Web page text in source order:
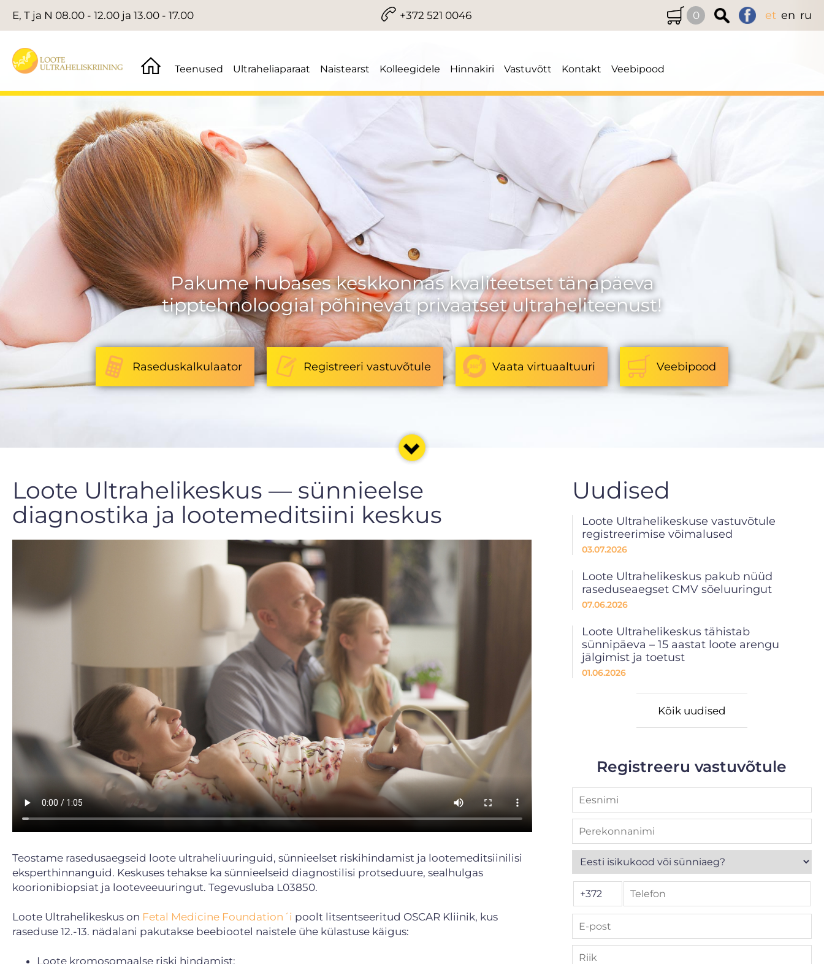
E, T ja N 08.00 - 12.00 ja 13.00 - 17.00 +372 521 0046 0 et en ru
Teenused Ultraheliaparaat Naistearst Kolleegidele Hinnakiri Vastuvõtt Kontakt Veebipood
Pakume hubases keskkonnas kvaliteetset tänapäeva
tipptehnoloogial põhinevat privaatset ultraheliteenust!
Raseduskalkulaator Registreeri vastuvõtule Vaata virtuaaltuuri Veebipood
Loote Ultrahelikeskus — sünnieelse
diagnostika ja lootemeditsiini keskus
Teostame rasedusaegseid loote ultraheliuuringuid, sünnieelset riskihindamist ja lootemeditsiinilisi
eksperthinnanguid. Keskuses tehakse ka sünnieelseid diagnostilisi protseduure, sealhulgas
koorionibiopsiat ja looteveeuuringut. Tegevusluba L03850.
Loote Ultrahelikeskus on Fetal Medicine Foundation´i poolt litsentseeritud OSCAR Kliinik, kus
raseduse 12.-13. nädalani pakutakse beebiootel naistele ühe külastuse käigus:
Loote kromosomaalse riski hindamist;
Uudised
Loote Ultrahelikeskuse vastuvõtule
registreerimise võimalused
03.07.2026
Loote Ultrahelikeskus pakub nüüd
raseduseaegset CMV sõeluuringut
07.06.2026
Loote Ultrahelikeskus tähistab
sünnipäeva – 15 aastat loote arengu
jälgimist ja toetust
01.06.2026
Kõik uudised
Registreeru vastuvõtule